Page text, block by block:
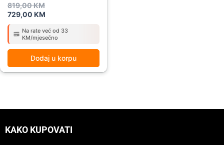
819,00KM
729,00 KM
Na rate već od 33
KM/mjesečno
Dodaj u korpu
KAKO KUPOVATI